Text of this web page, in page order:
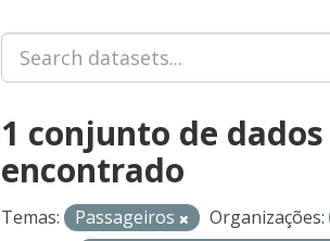
1 conjunto de dados
encontrado
Temas: Passageiros Organizações: